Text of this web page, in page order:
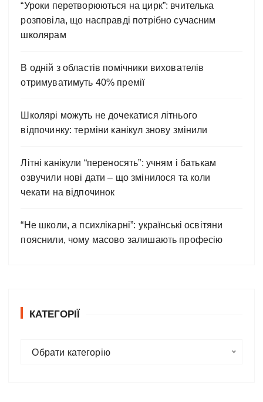
“Уроки перетворюються на цирк”: вчителька
розповіла, що насправді потрібно сучасним
школярам
В одній з областів помічники вихователів
отримуватимуть 40% премії
Школярі можуть не дочекатися літнього
відпочинку: терміни канікул знову змінили
Літні канікули “переносять”: учням і батькам
озвучили нові дати – що змінилося та коли
чекати на відпочинок
“Не школи, а психлікарні”: українські освітяни
пояснили, чому масово залишають професію
КАТЕГОРІЇ
Обрати категорію